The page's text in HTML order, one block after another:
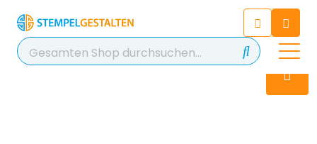
Chatten Sie 24/7 mit unserem
hilfreichen Chatbot
Kontakt
+49 2038 0480 403